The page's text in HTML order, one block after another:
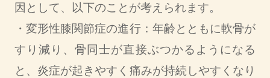
因として、以下のことが考えられます。
・変形性膝関節症の進行：年齢とともに軟骨が
すり減り、骨同士が直接ぶつかるようになる
と、炎症が起きやすく痛みが持続しやすくなり